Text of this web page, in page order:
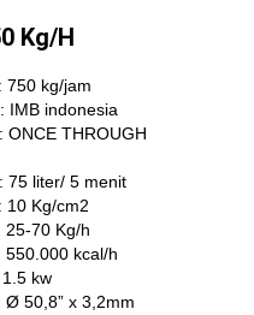
Kg/H
kg/jam
5 menit
10 Kg/cm2
70 Kg/h
kcal/h
kw
50,8” x 3,2mm